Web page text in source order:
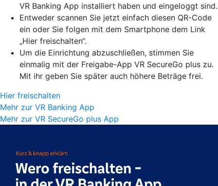
VR Banking App installiert haben und eingeloggt sind.
Entweder scannen Sie jetzt einfach diesen QR-Code
ein oder Sie folgen mit dem Smartphone dem Link
„Hier freischalten“.
Um die Einrichtung abzuschließen, stimmen Sie
einmalig mit der Freigabe-App VR SecureGo plus zu.
Mit ihr geben Sie später auch höhere Beträge frei.
Hier freischalten
Mehr zur VR Banking App
Mehr zur VR SecureGo plus App